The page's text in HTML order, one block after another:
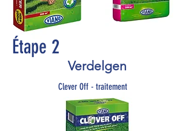
Étape 2
Verdelgen
Clever Off - traitement